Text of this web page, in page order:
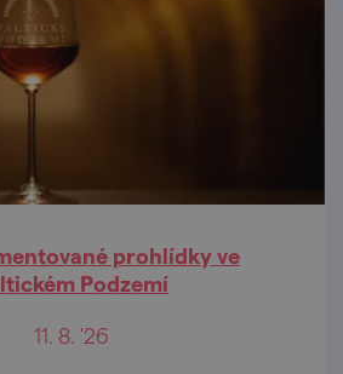
prohlídky ve
Podzemí
11. 8. '26